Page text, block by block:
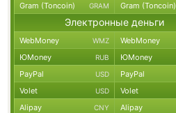
Gram (Toncoin) GRAM Gram (Toncoin)
Электронные деньги
WebMoney WMZ WebMoney
ЮMoney RUB ЮMoney
PayPal USD PayPal
Volet USD Volet
Alipay CNY Alipay